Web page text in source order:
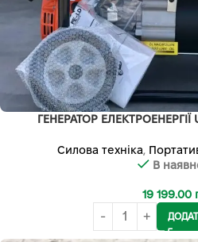
ГЕНЕРАТОР ЕЛЕКТРОЕНЕРГІЇ
Силова техніка,
В
19 199.00